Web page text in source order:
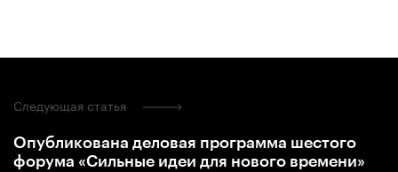
Следующая статья
Опубликована деловая программа шестого
форума «Сильные идеи для нового времени»